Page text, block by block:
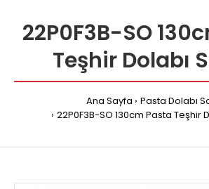
22P0F3B-SO
Teşhir Dolabı
Ana Sayfa
Pasta Dolabı
22P0F3B-SO 130cm Pasta Teşhir